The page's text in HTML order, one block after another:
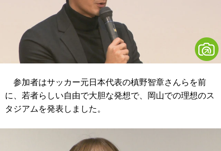
参加者はサッカー元日本代表の槙野智章さんらを前
に、若者らしい自由で大胆な発想で、岡山での理想のス
タジアムを発表しました。